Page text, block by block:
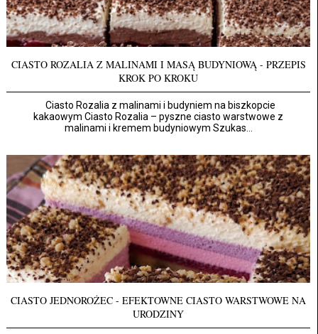
CIASTO ROZALIA Z MALINAMI I MASĄ BUDYNIOWĄ - PRZEPIS
KROK PO KROKU
Ciasto Rozalia z malinami i budyniem na biszkopcie
kakaowym Ciasto Rozalia – pyszne ciasto warstwowe z
malinami i kremem budyniowym Szukas...
CIASTO JEDNOROŻEC - EFEKTOWNE CIASTO WARSTWOWE NA
URODZINY